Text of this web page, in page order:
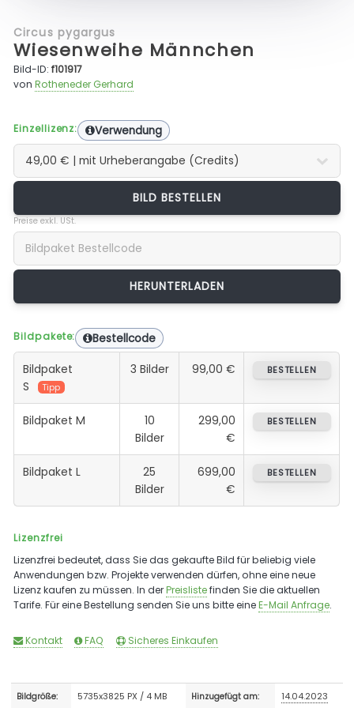
Circus pygargus
Wiesenweihe Männchen
Bild-ID:f101917
vonRotheneder Gerhard
Einzellizenz: Verwendung
BILD BESTELLEN
Preise exkl. USt.
Bildpakete: Bestellcode
Bildpaket
S
Tipp
3 Bilder 99,00 € BESTELLEN
Bildpaket M
10
Bilder
299,00
€
BESTELLEN
Bildpaket L
25
Bilder
699,00
€
BESTELLEN
Lizenzfrei
Lizenzfrei bedeutet, dass Sie das gekaufte Bild für beliebig viele
Anwendungen bzw. Projekte verwenden dürfen, ohne eine neue
Lizenz kaufen zu müssen. In derPreislistefinden Sie die aktuellen
Tarife. Für eine Bestellung senden Sie uns bitte eineE-Mail Anfrage.
Kontakt FAQ Sicheres Einkaufen
Bildgröße: 5735x3825 PX / 4 MB Hinzugefügt am: 14.04.2023